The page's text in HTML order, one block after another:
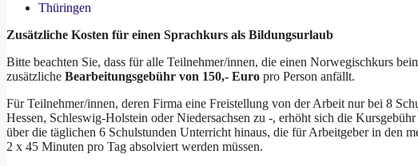
Thüringen
Zusätzliche Kosten für einen Sprachkurs als Bildungsurlaub
Bitte beachten Sie, dass für alle Teilnehmer/innen, die einen Norwegischkurs
zusätzliche Bearbeitungsgebühr von 150,- Euro pro Person anfällt.
Für Teilnehmer/innen, deren Firma eine Freistellung von der Arbeit nur bei 8
Hessen, Schleswig-Holstein oder Niedersachsen zu -, erhöht sich die
über die täglichen 6 Schulstunden Unterricht hinaus, die für Arbeitgeber in den
2 x 45 Minuten pro Tag absolviert werden müssen.